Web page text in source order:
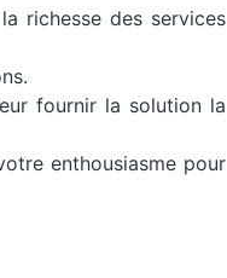
richesse des services
fournir la solution la
enthousiasme pour